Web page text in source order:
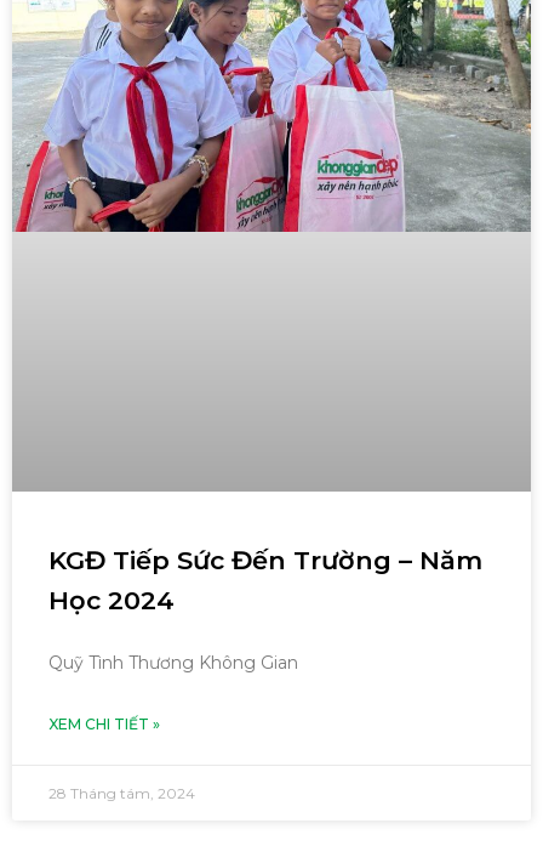
KGĐ Tiếp Sức Đến Trường – Năm
Học 2024
Quỹ Tình Thương Không Gian
XEM CHI TIẾT »
28 Tháng tám, 2024